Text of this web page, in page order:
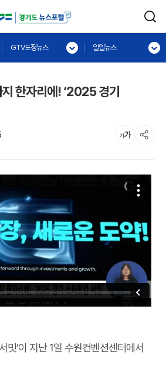
GTV도정뉴스 일일뉴스
지 한자리에! ‘2025 경기
밋’이 지난 1일 수원컨벤션센터에서